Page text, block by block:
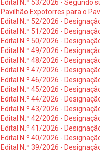
Edital N.º 53/2026 - Segundo
Pavilhão Expotorres para o
Edital N.º 52/2026 -
Edital N.º 51/2026 -
Edital N.º 50/2026 -
Edital N.º 49/2026 -
Edital N.º 48/2026 -
Edital N.º 47/2026 -
Edital N.º 46/2026 -
Edital N.º 45/2026 -
Edital N.º 44/2026 -
Edital N.º 43/2026 -
Edital N.º 42/2026 -
Edital N.º 41/2026 -
Edital N.º 40/2026 -
Edital N.º 39/2026 -